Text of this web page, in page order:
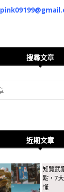
搜尋文章
近期文章
知覽武
點，7
懂